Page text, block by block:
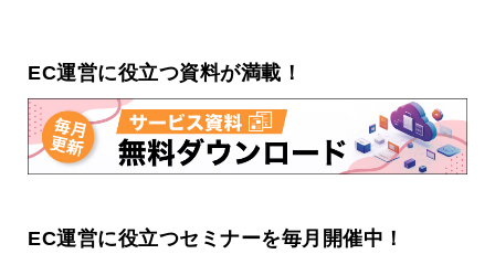
EC運営に役立つ資料が満載！
EC運営に役立つセミナーを毎月開催中！